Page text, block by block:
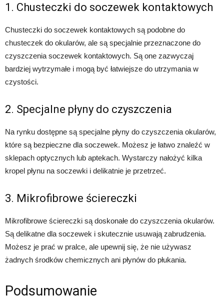
1. Chusteczki do soczewek kontaktowych
Chusteczki do soczewek kontaktowych są podobne do
chusteczek do okularów, ale są specjalnie przeznaczone do
czyszczenia soczewek kontaktowych. Są one zazwyczaj
bardziej wytrzymałe i mogą być łatwiejsze do utrzymania w
czystości.
2. Specjalne płyny do czyszczenia
Na rynku dostępne są specjalne płyny do czyszczenia okularów,
które są bezpieczne dla soczewek. Możesz je łatwo znaleźć w
sklepach optycznych lub aptekach. Wystarczy nałożyć kilka
kropel płynu na soczewki i delikatnie je przetrzeć.
3. Mikrofibrowe ściereczki
Mikrofibrowe ściereczki są doskonałe do czyszczenia okularów.
Są delikatne dla soczewek i skutecznie usuwają zabrudzenia.
Możesz je prać w pralce, ale upewnij się, że nie używasz
żadnych środków chemicznych ani płynów do płukania.
Podsumowanie